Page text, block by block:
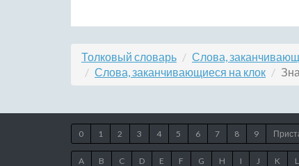
Толковый словарь Слова,
Слова, заканчивающиеся на клок
0 1 2 3 4 5 6 7 8 9
A B C D E F G H I J K L